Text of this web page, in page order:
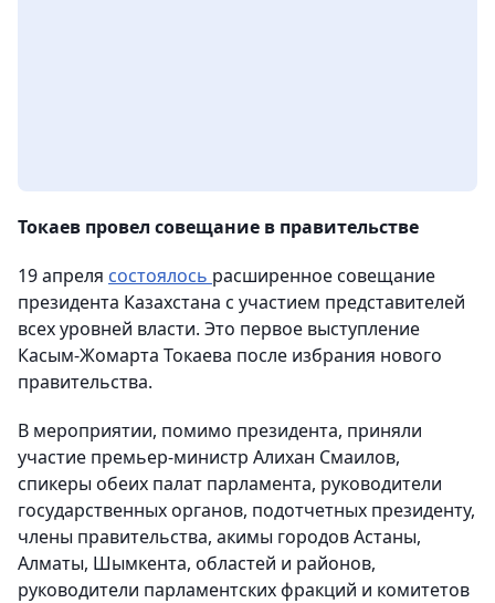
Токаев провел совещание в правительстве
19 апреля состоялось расширенное совещание
президента Казахстана с участием представителей
всех уровней власти. Это первое выступление
Касым-Жомарта Токаева после избрания нового
правительства.
В мероприятии, помимо президента, приняли
участие премьер-министр Алихан Смаилов,
спикеры обеих палат парламента, руководители
государственных органов, подотчетных президенту,
члены правительства, акимы городов Астаны,
Алматы, Шымкента, областей и районов,
руководители парламентских фракций и комитетов